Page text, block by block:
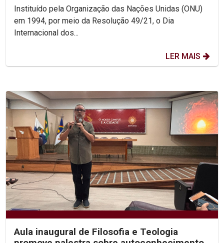
Instituído pela Organização das Nações Unidas (ONU)
em 1994, por meio da Resolução 49/21, o Dia
Internacional dos...
LER MAIS
Aula inaugural de Filosofia e Teologia